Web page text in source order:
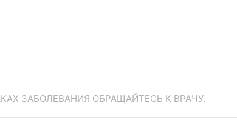
ЗАБОЛЕВАНИЯ ОБРАЩАЙТЕСЬ К ВРАЧУ.